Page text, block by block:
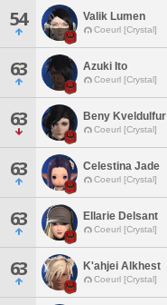
54 Valik Lumen
Coeurl [Crystal]
63 Azuki Ito
Coeurl [Crystal]
63 Beny Kveldulfur
Coeurl [Crystal]
63 Celestina Jade
Coeurl [Crystal]
63 Ellarie Delsant
Coeurl [Crystal]
63 K'ahjei Alkhest
Coeurl [Crystal]